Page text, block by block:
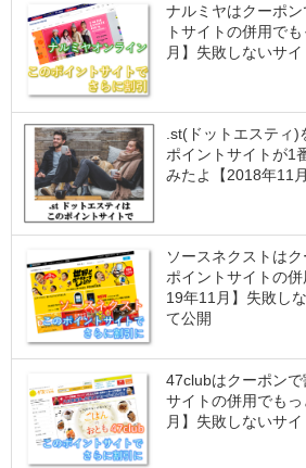
ナルミヤはクーポ
トサイトの併用で
月】失敗しないサ
.st(ドットエスティ
ポイントサイトが1
みたよ【2018年11月
ソースネクストは
ポイントサイトの
19年11月】失敗し
て公開
47clubはクーポン
サイトの併用でも
月】失敗しないサ